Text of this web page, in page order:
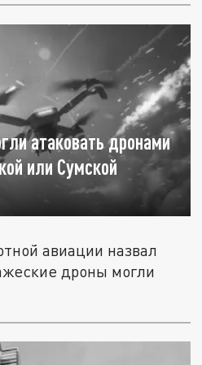
атаковать дронами
или Сумской
авиации назвал
дроны могли